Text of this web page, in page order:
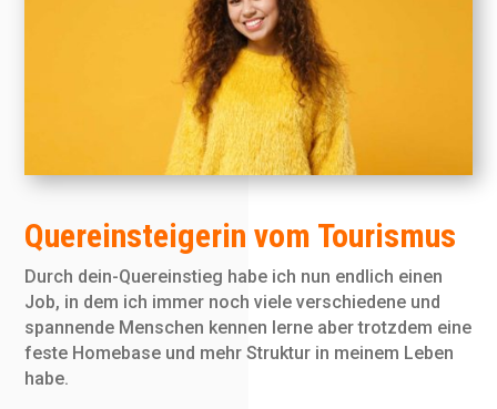
Quereinsteigerin vom Tourismus
Durch dein-Quereinstieg habe ich nun endlich einen
Job, in dem ich immer noch viele verschiedene und
spannende Menschen kennen lerne aber trotzdem eine
feste Homebase und mehr Struktur in meinem Leben
habe.